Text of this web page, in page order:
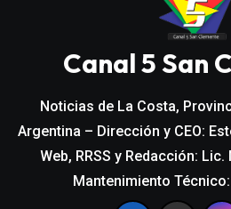
Canal 5 San
Noticias de La Costa,
Argentina – Dirección y CEO:
Web, RRSS y Redacción:
Mantenimiento